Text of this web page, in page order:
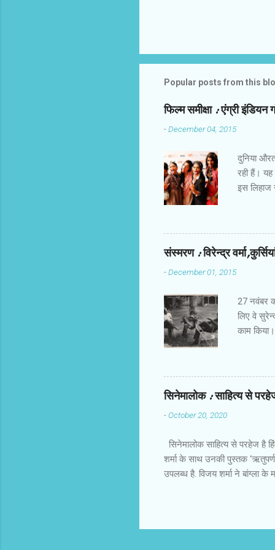
Popular posts from this
फिल्‍म समीक्षा : एंग्री
-December 04, 2015
दुनिया
रही हैं।
इस लिहाज
होती हैं।
तक
मोटाज में
संस्‍मरण : विरेन्‍द्र
-December 01, 2015
27 नवंबर
लिए वे
काम
आलोचना
आते थे और
चुपचाप बैठ
सिनेमालोक : साहित्य से
-October 20, 2020
सिनेमालोक साहित्य से परहेज है
शर्मा के साथ उनकी पुस्तक
उपलब्ध है. विजय शर्मा ने बांग्ला के
फिल्में बांग्ला साहित्य पर केंद्रित
बार कन्नड़ के प्रसिद्ध निर्देशक
मलयालम, तमिल, तेलुगू में भी